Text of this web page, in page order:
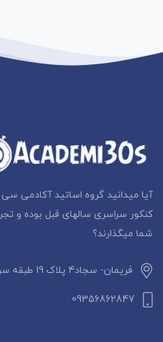
آیا میدانید گروه اساتید آکادمی
کنکور سراسری سالهای قبل بوده و
شما میگذارند؟
فریمان- سجاد4 پلاک 19 طبقه سوم
09356862847